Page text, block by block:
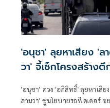
'อนุชา' ลุยหาเสียง 'ล
วา' จี้เช็กโครงสร้างตึ
'อนุชา' ควง 'อภิสิทธิ์' ลุยหาเสี
สามวา' ชูนโยบายรถฟีดเดอร์